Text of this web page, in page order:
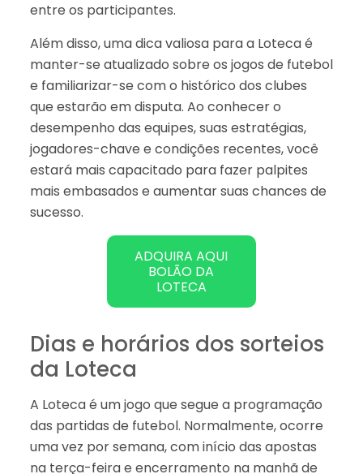
entre os participantes.
Além disso, uma dica valiosa para a Loteca é
manter-se atualizado sobre os jogos de futebol
e familiarizar-se com o histórico dos clubes
que estarão em disputa. Ao conhecer o
desempenho das equipes, suas estratégias,
jogadores-chave e condições recentes, você
estará mais capacitado para fazer palpites
mais embasados e aumentar suas chances de
sucesso.
ADQUIRA AQUI
BOLÃO DA
LOTECA
Dias e horários dos sorteios
da Loteca
A Loteca é um jogo que segue a programação
das partidas de futebol. Normalmente, ocorre
uma vez por semana, com início das apostas
na terça-feira e encerramento na manhã de